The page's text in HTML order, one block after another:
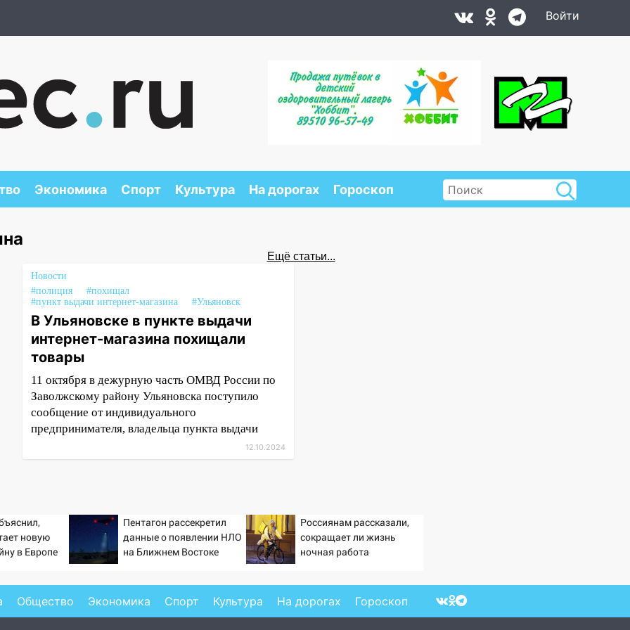
Войти
Экономика Спорт Культура На дорогах Гороскоп
Ещё статьи...
Новости
#полиция
#похищал
#пункт выдачи интернет-магазина
#Ульяновск
В Ульяновске в пункте выдачи
интернет-магазина похищали
товары
11 октября в дежурную часть ОМВД России по
Заволжскому району Ульяновска поступило
сообщение от индивидуального
предпринимателя, владельца пункта выдачи
12.10.2024
новую
в Европе
Пентагон рассекретил
данные о появлении НЛО
на Ближнем Востоке
Россиянам рассказали,
сокращает ли жизнь
ночная работа
Общество Экономика Спорт Культура На дорогах Гороскоп